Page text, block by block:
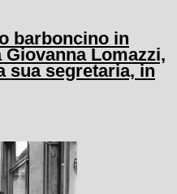
barboncino in
Lomazzi,
sua segretaria, in